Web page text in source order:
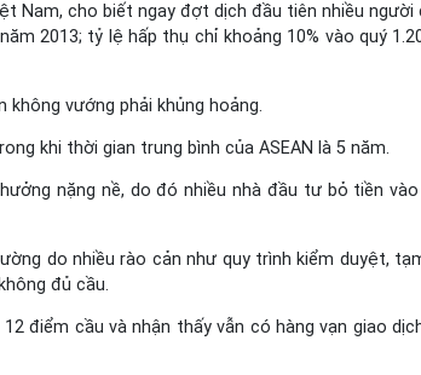
Nam, cho biết ngay đợt dịch đầu tiên nhiều người
2013; tỷ lệ hấp thụ chỉ khoảng 10% vào quý
vướng phải khủng hoảng.
khi thời gian trung bình của ASEAN là 5 năm.
nặng nề, do đó nhiều nhà đầu tư bỏ tiền
do nhiều rào cản như quy trình kiểm duyệt,
đủ cầu.
điểm cầu và nhận thấy vẫn có hàng vạn giao